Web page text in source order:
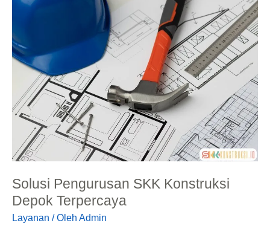
Solusi Pengurusan SKK Konstruksi
Depok Terpercaya
Layanan / Oleh Admin
Solusi
SKK
Konstruksi
Depok
Terpercaya